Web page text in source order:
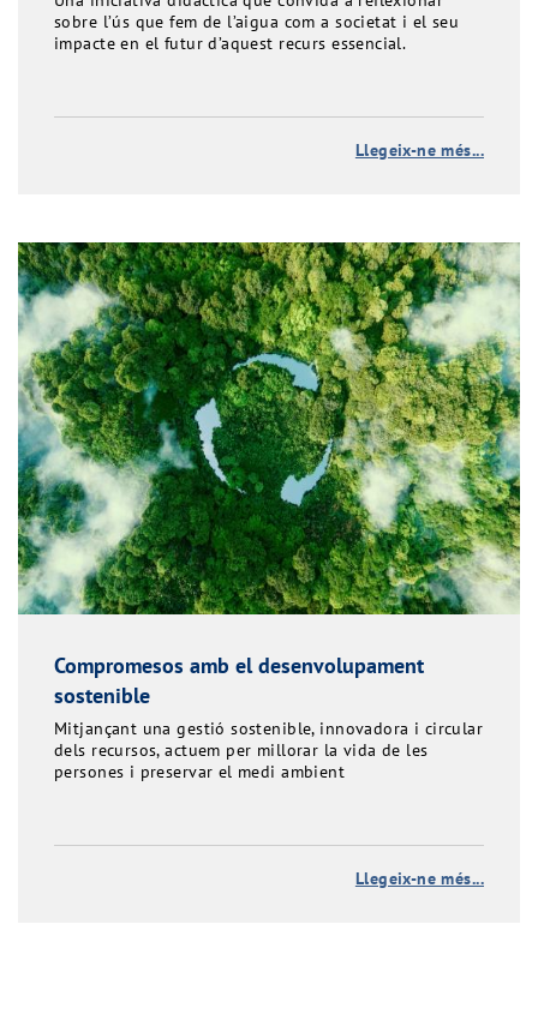
sobre l’ús que fem de l’aigua com a societat i el seu
impacte en el futur d’aquest recurs essencial.
Llegeix-ne més...
Compromesos amb el desenvolupament
sostenible
Mitjançant una gestió sostenible, innovadora i circular
dels recursos, actuem per millorar la vida de les
persones i preservar el medi ambient
Llegeix-ne més...